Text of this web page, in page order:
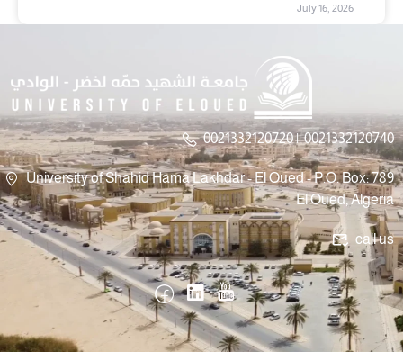
July 16, 2026
0021332120720 || 0021332120740
University of Shahid Hama Lakhdar - El Oued - P.O. Box: 789
El Oued, Algeria
call us